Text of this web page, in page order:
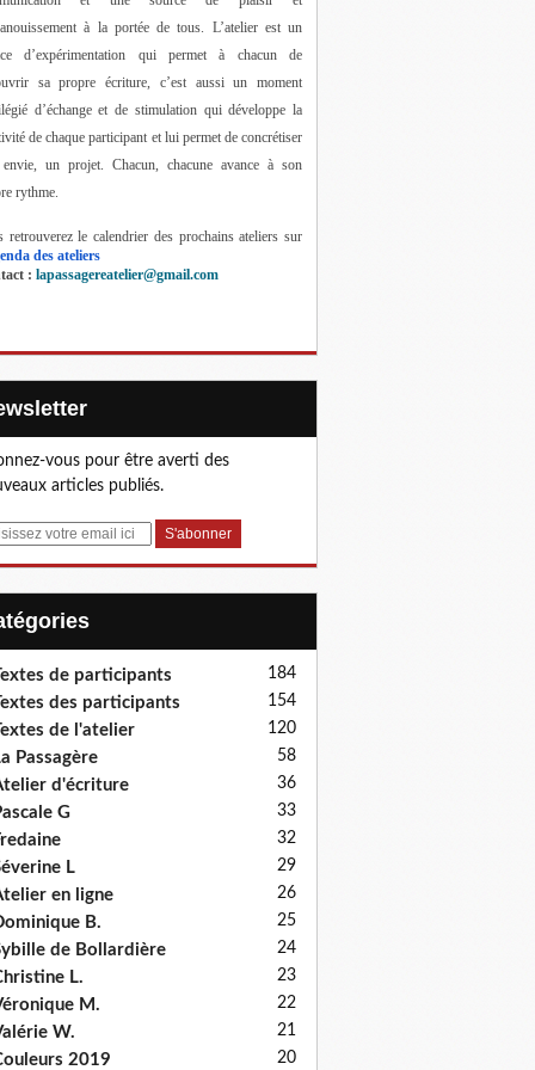
à la portée de tous. L’atelier est un
d’expérimentation qui permet à chacun de
sa propre écriture, c’est aussi un moment
d’échange et de stimulation qui développe la
de chaque participant et lui permet de concrétiser
un projet. Chacun, chacune avance à son
rythme.
retrouverez le calendrier des prochains ateliers sur
des ateliers
: lapassagereatelier@gmail.com
vous pour être averti des
articles publiés.
de participants 184
des participants 154
de l'atelier 120
Passagère 58
d'écriture 36
G 33
32
L 29
en ligne 26
B. 25
de Bollardière 24
L. 23
M. 22
W. 21
2019 20